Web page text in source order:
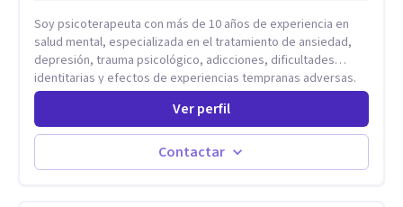
Soy psicoterapeuta con más de 10 años de experiencia en
salud mental, especializada en el tratamiento de ansiedad,
depresión, trauma psicológico, adicciones, dificultades
identitarias y efectos de experiencias tempranas adversas.
Ofrezco un espacio terapéutico seguro, confidencial y
profundamente humano, donde el dolor emocional puede
transformarse en autoconocimiento, regulación emocional y
psicoanálisis, terapia somática y de trauma, psicología
Ver perfil
Contactar